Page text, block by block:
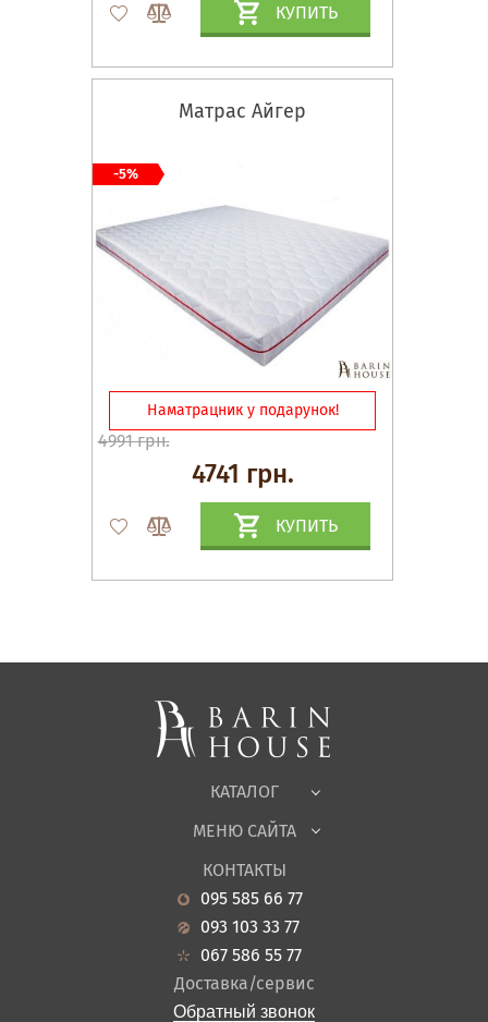
КУПИТЬ
Матрас Айгер
Наматрацник у подарунок!
4991 грн.
4741 грн.
КУПИТЬ
-5%
КАТАЛОГ
Спальни, Кровати
Корпусная мебель
Офисная мебель
Садовая мебель
Гостиная
Кухня
Прихожие
Ванная
Акции
МЕНЮ САЙТА
О нас
Новости
Гарантия
Кредит
Оплата и доставка
Отзывы
КОНТАКТЫ
095 585 66 77
093 103 33 77
067 586 55 77
Доставка/сервис
Обратный звонок